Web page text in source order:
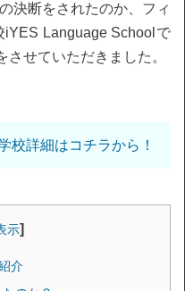
決断をされたのか、フィ
Language Schoolで
せていただきました。
校詳細はコチラから！
示]
介